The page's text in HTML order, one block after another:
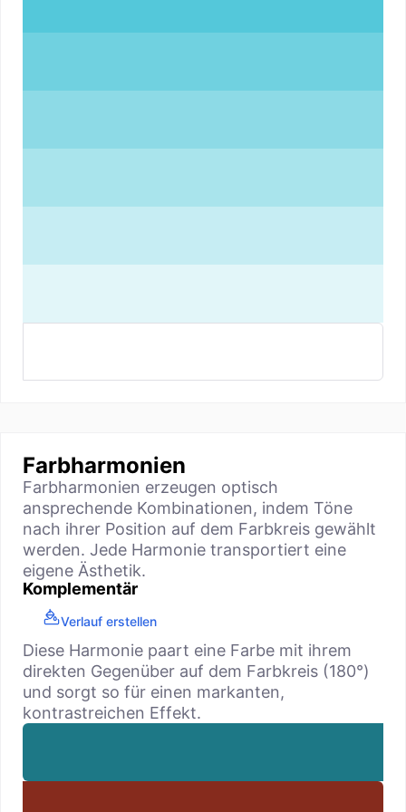
Farbharmonien
Farbharmonien erzeugen optisch
ansprechende Kombinationen, indem Töne
nach ihrer Position auf dem Farbkreis gewählt
werden. Jede Harmonie transportiert eine
eigene Ästhetik.
Komplementär
Verlauf erstellen
Diese Harmonie paart eine Farbe mit ihrem
direkten Gegenüber auf dem Farbkreis (180°)
und sorgt so für einen markanten,
kontrastreichen Effekt.